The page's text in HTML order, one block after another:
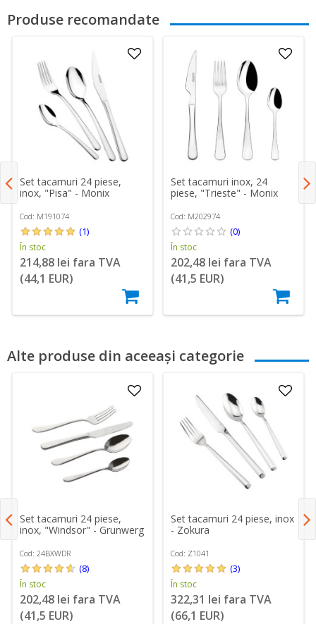
Produse recomandate
Set tacamuri 24 piese,
inox, "Pisa" - Monix
Cod: M191074
(1)
În stoc
214,88 lei fara TVA
(44,1 EUR)
Set tacamuri inox, 24
piese, "Trieste" - Monix
Cod: M202974
(0)
În stoc
202,48 lei fara TVA
(41,5 EUR)
Alte produse din aceeași categorie
Set tacamuri 24 piese,
inox, "Windsor" - Grunwerg
Cod: 24BXWDR
(8)
În stoc
202,48 lei fara TVA
(41,5 EUR)
Set tacamuri 24 piese, inox
- Zokura
Cod: Z1041
(3)
În stoc
322,31 lei fara TVA
(66,1 EUR)